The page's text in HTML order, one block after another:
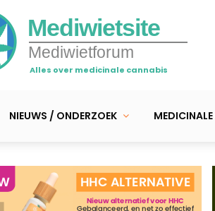
Mediwietsite
Mediwietforum
Alles over medicinale cannabis
NIEUWS / ONDERZOEK
Man die Sofie Voncken